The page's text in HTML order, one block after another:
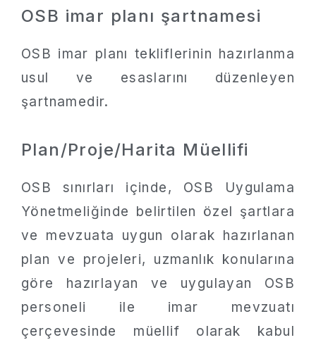
OSB imar planı şartnamesi
OSB imar planı tekliflerinin hazırlanma
usul ve esaslarını düzenleyen
şartnamedir.
Plan/Proje/Harita Müellifi
OSB sınırları içinde, OSB Uygulama
Yönetmeliğinde belirtilen özel şartlara
ve mevzuata uygun olarak hazırlanan
plan ve projeleri, uzmanlık konularına
göre hazırlayan ve uygulayan OSB
personeli ile imar mevzuatı
çerçevesinde müellif olarak kabul